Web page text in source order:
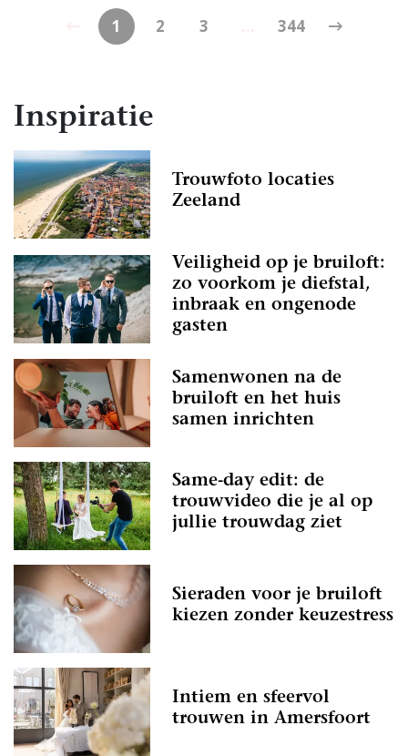
1 2 3 344
Inspiratie
Trouwfoto locaties
Zeeland
Veiligheid op je bruiloft:
zo voorkom je diefstal,
inbraak en ongenode
gasten
Samenwonen na de
bruiloft en het huis
samen inrichten
Same-day edit: de
trouwvideo die je al op
jullie trouwdag ziet
Sieraden voor je bruiloft
kiezen zonder keuzestress
Intiem en sfeervol
trouwen in Amersfoort